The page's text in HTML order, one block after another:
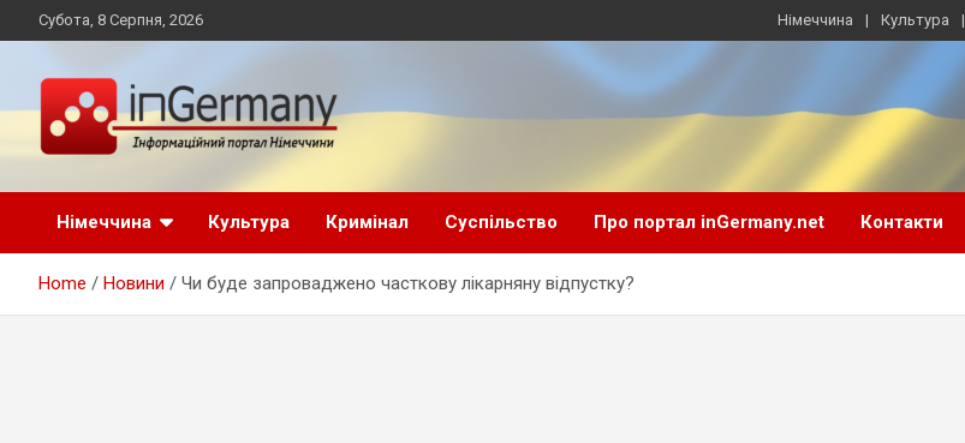
to
Субота, 8 Серпня, 2026 Німеччина Культура
inGermany.net
інформаційний
портал в Німеччині
Німеччини, українці в Німеччині
Німеччина
Культура Кримінал Суспільство Про портал inGermany.net Контакти
Home Новини Чи буде запроваджено часткову лікарняну відпустку?